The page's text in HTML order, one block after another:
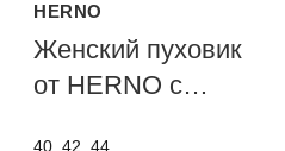
HERNO
Женский пуховик
от HERNO с
40, 42, 44